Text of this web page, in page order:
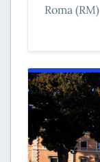
Roma (RM)